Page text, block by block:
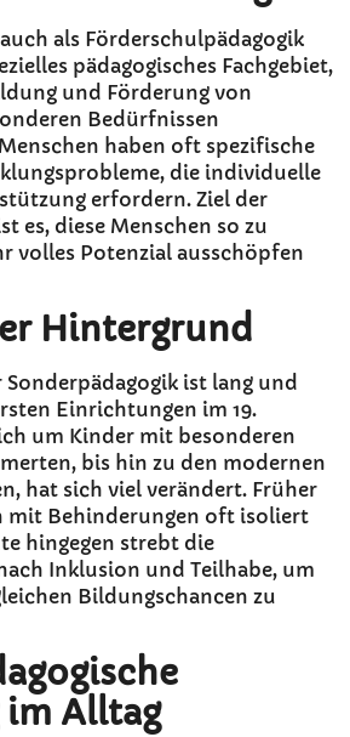
als Förderschulpädagogik
pädagogisches Fachgebiet,
und Förderung von
Bedürfnissen
haben oft spezifische
die individuelle
erfordern. Ziel der
es, diese Menschen so zu
volles Potenzial ausschöpfen
Hintergrund
Sonderpädagogik ist lang und
Einrichtungen im 19.
um Kinder mit besonderen
bis hin zu den modernen
hat sich viel verändert. Früher
mit Behinderungen oft isoliert
hingegen strebt die
Inklusion und Teilhabe, um
Bildungschancen zu
im Alltag